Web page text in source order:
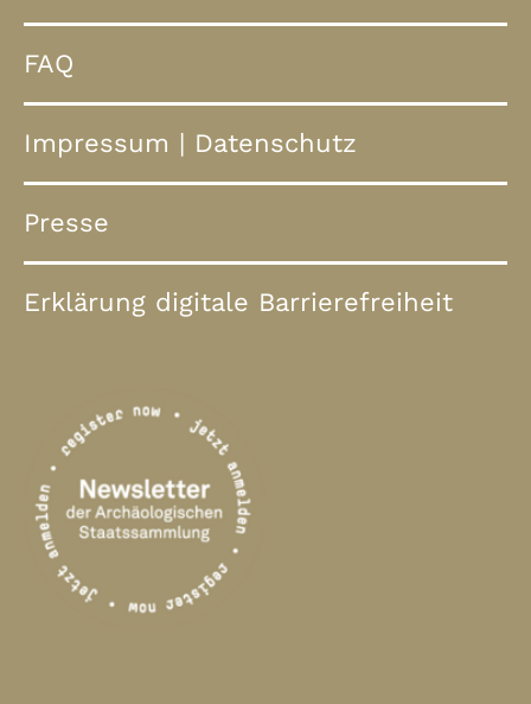
FAQ
Impressum | Datenschutz
Presse
Erklärung digitale Barrierefreiheit